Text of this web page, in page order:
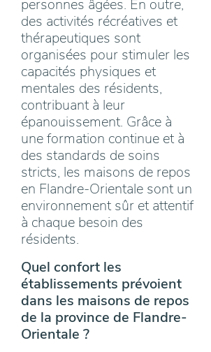
personnes âgées. En outre,
des activités récréatives et
thérapeutiques sont
organisées pour stimuler les
capacités physiques et
mentales des résidents,
contribuant à leur
épanouissement. Grâce à
une formation continue et à
des standards de soins
stricts, les maisons de repos
en Flandre-Orientale sont un
environnement sûr et attentif
à chaque besoin des
résidents.
Quel confort les
établissements prévoient
dans les maisons de repos
de la province de Flandre-
Orientale ?